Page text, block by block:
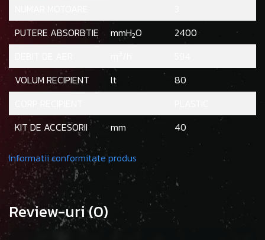
PUTERE ABSORBTIE
mmH2O
2400
VOLUM RECIPIENT
lt
80
KIT DE ACCESORII
mm 40
Informatii conformitate produs
Review-uri(0)